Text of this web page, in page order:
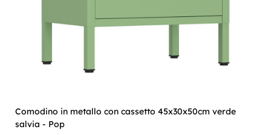
Comodino in metallo con cassetto 45x30x50cm verde
salvia - Pop